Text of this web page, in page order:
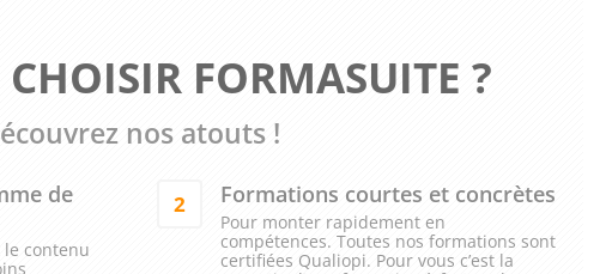
FORMASUITE ?
nos atouts !
de
contenu
2 Formations courtes et concrètes
Pour monter rapidement en
compétences. Toutes nos formations sont
certifiées Qualiopi. Pour vous c’est la